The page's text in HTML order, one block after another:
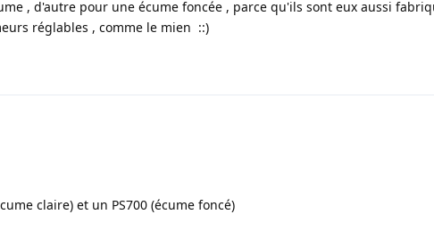
, d'autre pour une écume foncée , parce qu'ils sont eux aussi
réglables , comme le mien ::)
claire) et un PS700 (écume foncé)